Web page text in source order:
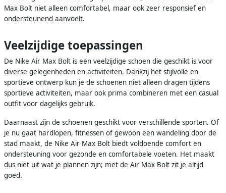
Max Bolt niet alleen comfortabel, maar ook zeer responsief en
ondersteunend aanvoelt.
Veelzijdige toepassingen
De Nike Air Max Bolt is een veelzijdige schoen die geschikt is voor
diverse gelegenheden en activiteiten. Dankzij het stijlvolle en
sportieve ontwerp kun je de schoenen niet alleen dragen tijdens
sportieve activiteiten, maar ook prima combineren met een casual
outfit voor dagelijks gebruik.
Daarnaast zijn de schoenen geschikt voor verschillende sporten. Of
je nu gaat hardlopen, fitnessen of gewoon een wandeling door de
stad maakt, de Nike Air Max Bolt biedt voldoende comfort en
ondersteuning voor gezonde en comfortabele voeten. Het maakt
dus niet uit wat je plannen zijn; met de Air Max Bolt zit je altijd
goed.